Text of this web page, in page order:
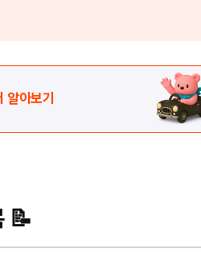
알아보기
📝